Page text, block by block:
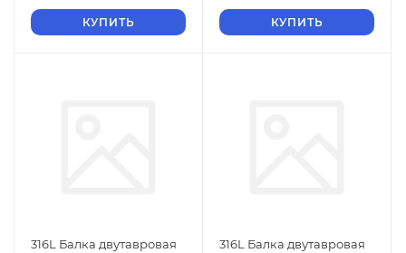
КУПИТЬ КУПИТЬ
316L Балка двутавровая
316L Балка двутавровая